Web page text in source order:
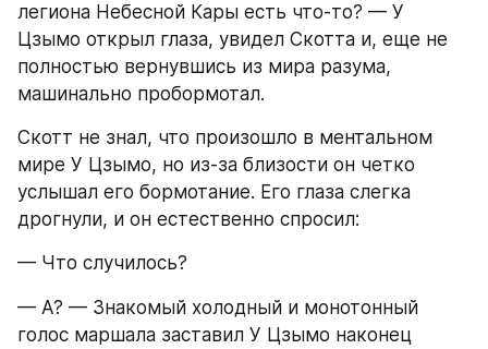
легиона Небесной Кары есть что-то? — У
Цзымо открыл глаза, увидел Скотта и, еще не
полностью вернувшись из мира разума,
машинально пробормотал.
Скотт не знал, что произошло в ментальном
мире У Цзымо, но из-за близости он четко
услышал его бормотание. Его глаза слегка
дрогнули, и он естественно спросил:
— Что случилось?
— А? — Знакомый холодный и монотонный
голос маршала заставил У Цзымо наконец